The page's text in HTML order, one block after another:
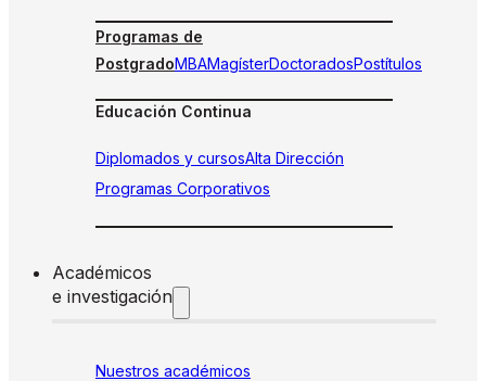
Programas de
PostgradoMBAMagísterDoctoradosPostítulos
Educación Continua
Diplomados y cursosAlta Dirección
Programas Corporativos
Académicos
e investigación
Nuestros académicos